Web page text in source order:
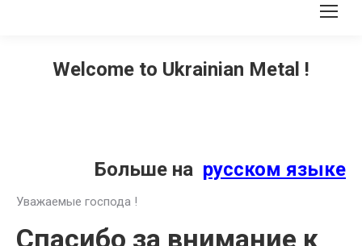
Welcome to Ukrainian Metal !
Больше на русском языке
Уважаемые господа !
Спасибо за внимание к